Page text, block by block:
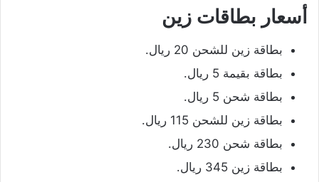
أسعار بطاقات زين
بطاقة زين للشحن 20 ريال.
بطاقة بقيمة 5 ريال.
بطاقة شحن 5 ريال.
بطاقة زين للشحن 115 ريال.
بطاقة شحن 230 ريال.
بطاقة زين 345 ريال.